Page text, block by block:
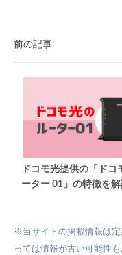
前の記事
ドコモ光提供の「ドコ
ーター 01」の特徴を
※当サイトの掲載情報は定
っては情報が古い可能性